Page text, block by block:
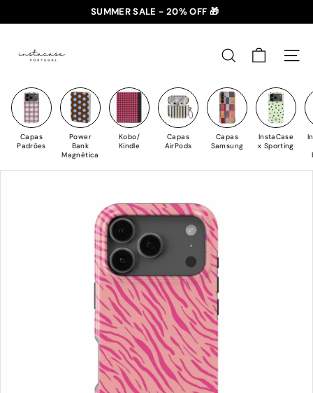
para
Conteúdo
slideshow
✈️ PORTES GRÁTIS: +35€ 🇵🇹🇪🇸 | +50€ 🇪🇺
SUMMER SALE - 20% OFF 🎁
n
t
a
C
a
s
PESQUISAR
Capas
Padrões
Power
Bank
Magnética
Kobo/
Kindle
Capas
AirPods
Capas
Samsung
InstaCase
x Sporting